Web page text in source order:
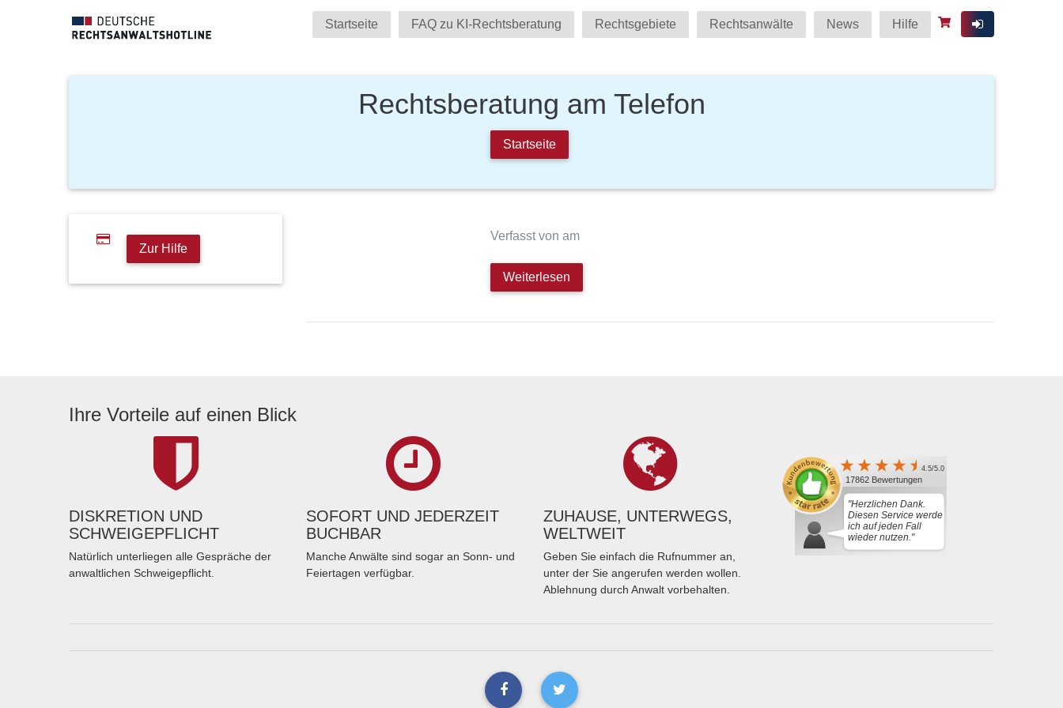
Startseite FAQ zu KI-Rechtsberatung Rechtsgebiete Rechtsanwälte News Hilfe
Rechtsberatung am Telefon
Startseite
Zur Hilfe
Verfasst von am
Weiterlesen
Ihre Vorteile auf einen Blick
DISKRETION UND
SCHWEIGEPFLICHT
Natürlich unterliegen alle Gespräche der
anwaltlichen Schweigepflicht.
SOFORT UND JEDERZEIT
BUCHBAR
Manche Anwälte sind sogar an Sonn- und
Feiertagen verfügbar.
ZUHAUSE, UNTERWEGS,
WELTWEIT
Geben Sie einfach die Rufnummer an,
unter der Sie angerufen werden wollen.
Ablehnung durch Anwalt vorbehalten.
4.5/5.0
17862 Bewertungen
"Herzlichen Dank.
Diesen Service werde
ich auf jeden Fall
wieder nutzen."